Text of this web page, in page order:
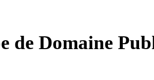
de Domaine